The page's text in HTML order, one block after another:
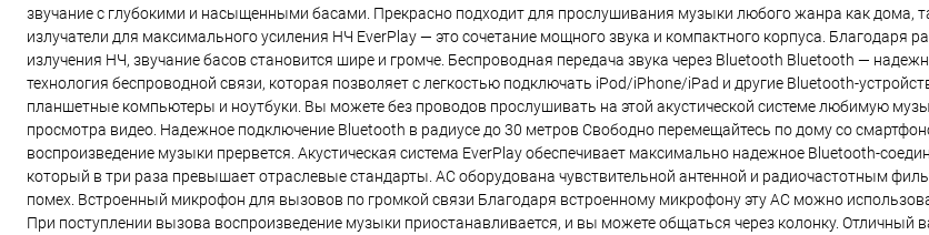
звучание с глубокими и насыщенными басами. Прекрасно подходит для прослушивания музыки любого жанра как дома,
излучатели для максимального усиления НЧ EverPlay — это сочетание мощного звука и компактного корпуса. Благодаря
излучения НЧ, звучание басов становится шире и громче. Беспроводная передача звука через Bluetooth Bluetooth —
технология беспроводной связи, которая позволяет с легкостью подключать iPod/iPhone/iPad и другие Bluetooth-
планшетные компьютеры и ноутбуки. Вы можете без проводов прослушивать на этой акустической системе любимую
просмотра видео. Надежное подключение Bluetooth в радиусе до 30 метров Свободно перемещайтесь по дому со
воспроизведение музыки прервется. Акустическая система EverPlay обеспечивает максимально надежное Bluetooth-
который в три раза превышает отраслевые стандарты. АС оборудована чувствительной антенной и радиочастотным
помех. Встроенный микрофон для вызовов по громкой связи Благодаря встроенному микрофону эту АС можно
При поступлении вызова воспроизведение музыки приостанавливается, и вы можете общаться через колонку. Отличный